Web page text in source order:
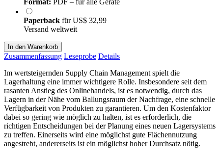
Paperback fürUS$ 32,99
Versand weltweit
In den Warenkorb
Zusammenfassung Leseprobe Details
Im wertsteigernden Supply Chain Management spielt die
Lagerhaltung eine immer wichtigere Rolle. Insbesondere seit dem
rasanten Anstieg des Onlinehandels, ist es notwendig, durch das
Lagern in der Nähe vom Ballungsraum der Nachfrage, eine schnelle
Verfügbarkeit von Produkten zu garantieren. Um den Kostenfaktor
dabei so gering wie möglich zu halten, ist es erforderlich, die
richtigen Entscheidungen bei der Planung eines neuen Lagersystems
zu treffen. Einerseits wird eine möglichst gute Flächennutzung
angestrebt, andererseits ist ein möglichst hoher Durchsatz nötig.